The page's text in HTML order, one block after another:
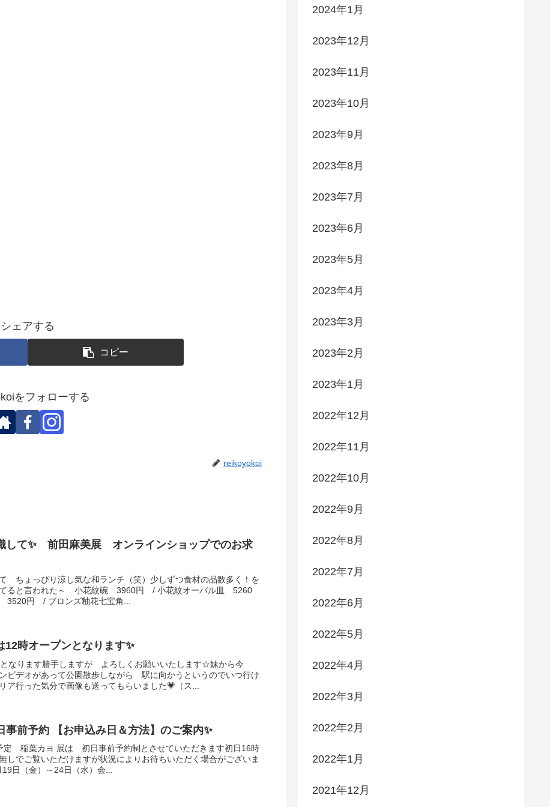
シェアする
コピー
をフォローする
reikoyokoi
して✨ 前田麻美展 オンラインショップでのお求
ちょっぴり涼し気な和ランチ（笑）少しずつ食材の品数多く！を
てると言われた～ 小花紋碗 3960円 / 小花紋オーバル皿 5260
3520円 / ブロンズ釉花七宝角...
時オープンとなります✨
ります勝手しますが よろしくお願いいたします☆妹から今
ビデオがあって公園散歩しながら 駅に向かうというのでいつ行け
ア行った気分で画像も送ってもらいました💗（ス...
前予約 【お申込み日＆方法】のご案内✨
定 稲葉カヨ 展は 初日事前予約制とさせていただきます初日16時
しでご覧いただけますが状況によりお待ちいただく場合がございま
日（金）～24日（水）会...
2024年1月
2023年12月
2023年11月
2023年10月
2023年9月
2023年8月
2023年7月
2023年6月
2023年5月
2023年4月
2023年3月
2023年2月
2023年1月
2022年12月
2022年11月
2022年10月
2022年9月
2022年8月
2022年7月
2022年6月
2022年5月
2022年4月
2022年3月
2022年2月
2022年1月
2021年12月